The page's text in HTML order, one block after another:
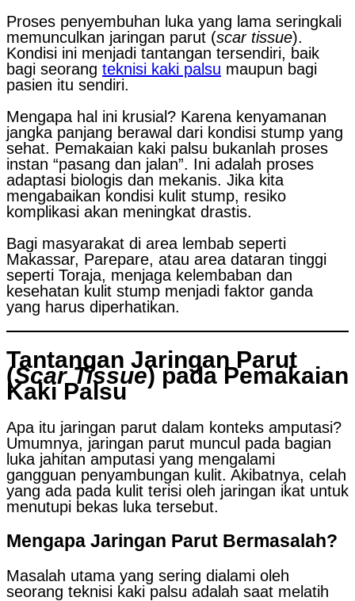
Proses penyembuhan luka yang lama seringkali
memunculkan jaringan parut (scar tissue).
Kondisi ini menjadi tantangan tersendiri, baik
bagi seorang teknisi kaki palsu maupun bagi
pasien itu sendiri.
Mengapa hal ini krusial? Karena kenyamanan
jangka panjang berawal dari kondisi stump yang
sehat. Pemakaian kaki palsu bukanlah proses
instan “pasang dan jalan”. Ini adalah proses
adaptasi biologis dan mekanis. Jika kita
mengabaikan kondisi kulit stump, resiko
komplikasi akan meningkat drastis.
Bagi masyarakat di area lembab seperti
Makassar, Parepare, atau area dataran tinggi
seperti Toraja, menjaga kelembaban dan
kesehatan kulit stump menjadi faktor ganda
yang harus diperhatikan.
Tantangan Jaringan Parut
(Scar Tissue) pada Pemakaian
Kaki Palsu
Apa itu jaringan parut dalam konteks amputasi?
Umumnya, jaringan parut muncul pada bagian
luka jahitan amputasi yang mengalami
gangguan penyambungan kulit. Akibatnya, celah
yang ada pada kulit terisi oleh jaringan ikat untuk
menutupi bekas luka tersebut.
Mengapa Jaringan Parut Bermasalah?
Masalah utama yang sering dialami oleh
seorang teknisi kaki palsu adalah saat melatih